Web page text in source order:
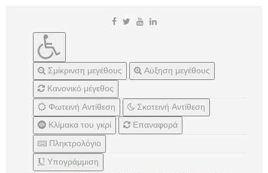
Σμίκρινση μεγέθους
Αύξηση μεγέθους
Κανονικό μέγεθος
Φωτεινή Αντίθεση
Σκοτεινή Αντίθεση
Κλίμακα του γκρί
Επαναφορά
Πληκτρολόγιο
Υπογράμμιση